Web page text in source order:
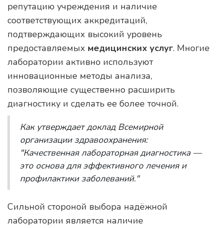
репутацию учреждения и наличие
соответствующих аккредитаций,
подтверждающих высокий уровень
предоставляемых медицинских услуг. Многие
лаборатории активно используют
инновационные методы анализа,
позволяющие существенно расширить
диагностику и сделать ее более точной.
Как утверждает доклад Всемирной
организации здравоохранения:
"Качественная лабораторная диагностика —
это основа для эффективного лечения и
профилактики заболеваний."
Сильной стороной выбора надёжной
лаборатории является наличие